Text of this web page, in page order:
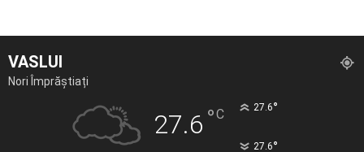
VASLUI
Nori Împrăștiați
27.6 °C 27.6°
27.6°